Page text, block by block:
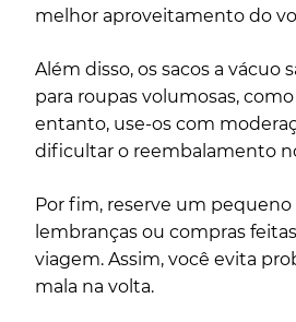
melhor aproveitamento do
Além disso, os sacos a vácuo
para roupas volumosas, como
entanto, use-os com
dificultar o reembalamento
Por fim, reserve um pequeno
lembranças ou compras
viagem. Assim, você evita
mala na volta.